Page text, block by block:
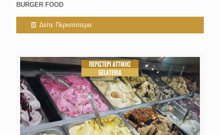
BURGER FOOD
Δείτε Περισσότερα